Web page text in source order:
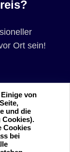
Ort sein!
von
und die
Cookies).
Cookies
bei